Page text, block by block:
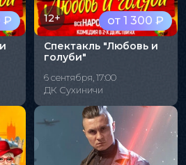
₽ от 1 300 ₽
12+
Спектакль "Любовь и
голуби"
6 сентября, 17:00
ДК Сухиничи